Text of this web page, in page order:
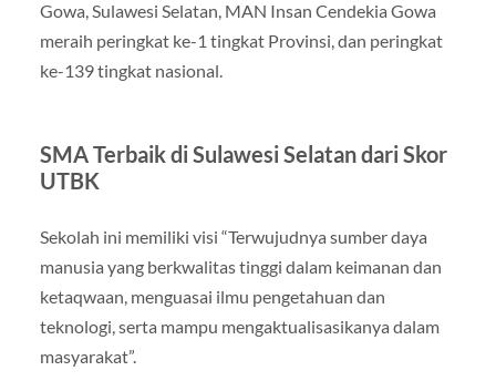
Gowa, Sulawesi Selatan, MAN Insan Cendekia Gowa
meraih peringkat ke-1 tingkat Provinsi, dan peringkat
ke-139 tingkat nasional.
SMA Terbaik di Sulawesi Selatan dari Skor
UTBK
Sekolah ini memiliki visi “Terwujudnya sumber daya
manusia yang berkwalitas tinggi dalam keimanan dan
ketaqwaan, menguasai ilmu pengetahuan dan
teknologi, serta mampu mengaktualisasikanya dalam
masyarakat”.